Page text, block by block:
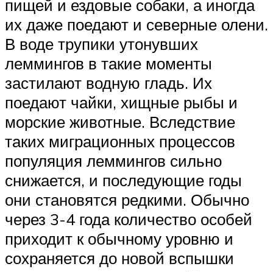
пищей и ездовые собаки, а иногда
их даже поедают и северные олени.
В воде трупики утонувших
леммингов в такие моменты
застилают водную гладь. Их
поедают чайки, хищные рыбы и
морские животные. Вследствие
таких миграционных процессов
популяция леммингов сильно
снижается, и последующие годы
они становятся редкими. Обычно
через 3-4 года количество особей
приходит к обычному уровню и
сохраняется до новой вспышки